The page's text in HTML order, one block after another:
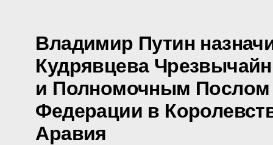
Владимир Путин
Кудрявцева
и Полномочным Послом
Федерации в
Аравия